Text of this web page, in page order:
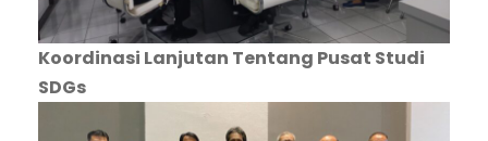
Koordinasi Lanjutan Tentang Pusat Studi
SDGs